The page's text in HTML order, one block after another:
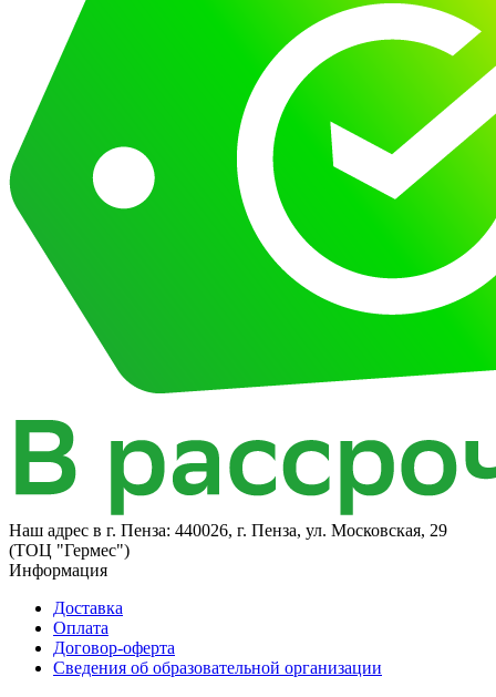
Наш адрес в г. Пенза: 440026, г. Пенза, ул. Московская, 29
(ТОЦ "Гермес")
Информация
Доставка
Оплата
Договор-оферта
Сведения об образовательной организации